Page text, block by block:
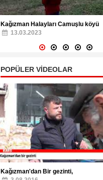
Ali Çelik Kağızman Düğünleri,
13.03.2023
Ali Çelik Kağızman Düğünleri,
13.03.2023